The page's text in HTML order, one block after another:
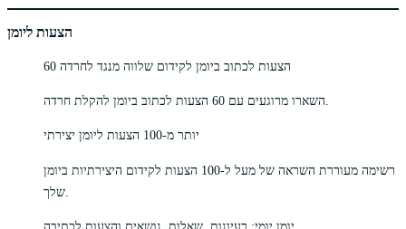
הצעות ליומן
60 הצעות לכתוב ביומן לקידום שלווה מנגד לחרדה
יותר מ-100 הצעות ליומן יצירתי
רשימה מעוררת השראה של מעל ל-100 הצעות לקידום היצירתיות ביומן